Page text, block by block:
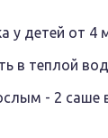
у детей от 4
в теплой
- 2 саше